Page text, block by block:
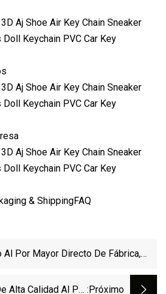
& ShippingFAQ
Al Por Mayor Directo De Fábrica,
Zapatillas Deportivas Para
Alta Calidad Al Por :próximo